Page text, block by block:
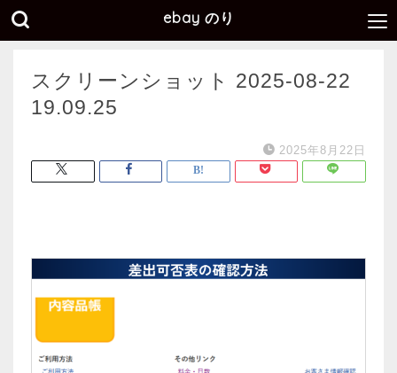
ebay のり
スクリーンショット 2025-08-22
19.09.25
2025年8月22日